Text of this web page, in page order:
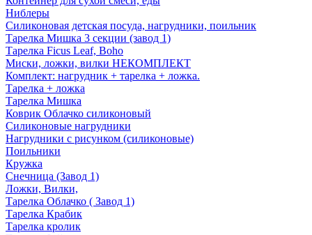
Ниблеры
Силиконовая детская посуда, нагрудники, поильник
Тарелка Мишка 3 секции (завод 1)
Тарелка Ficus Leaf, Boho
Миски, ложки, вилки НЕКОМПЛЕКТ
Комплект: нагрудник + тарелка + ложка.
Тарелка + ложка
Тарелка Мишка
Коврик Облачко силиконовый
Силиконовые нагрудники
Нагрудники с рисунком (силиконовые)
Поильники
Кружка
Снечница (Завод 1)
Ложки, Вилки,
Тарелка Облачко ( Завод 1)
Тарелка Крабик
Тарелка кролик